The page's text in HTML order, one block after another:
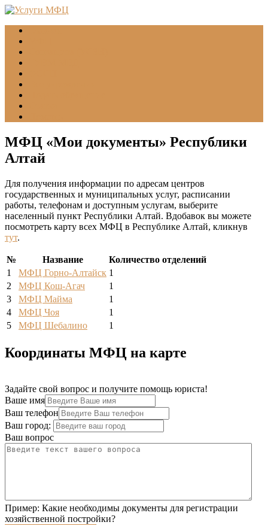
МФЦ «Мои документы» Республики
Алтай
Для получения информации по адресам центров
государственных и муниципальных услуг, расписании
работы, телефонам и доступным услугам, выберите
населенный пункт Республики Алтай. Вдобавок вы можете
посмотреть карту всех МФЦ в Республике Алтай, кликнув
тут.
№ Название
Количество отделений
1
МФЦ Горно-Алтайск 1
2
МФЦ Кош-Агач
1
3
МФЦ Майма
1
4
МФЦ Чоя
1
5
МФЦ Шебалино 1
Координаты МФЦ на карте
Задайте свой вопрос и получите помощь юриста!
Ваше имя
Ваш телефон
Ваш город:
Ваш вопрос
Пример: Какие необходимы документы для регистрации
хозяйственной постройки?